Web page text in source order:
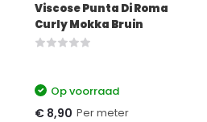
Viscose Punta Di Roma
Curly Mokka Bruin
Op voorraad
€ 8,90 Per meter